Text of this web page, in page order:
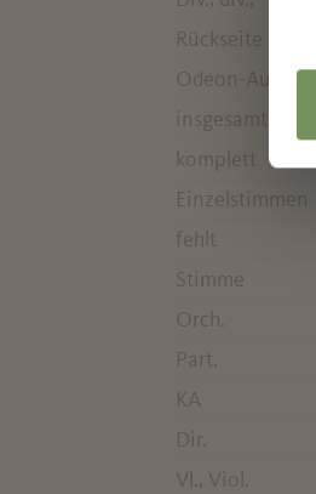
Rückseite
Odeon-Ausgabe
insgesamt
komplett
Einzelstimmen
fehlt
Stimme
Orch.
Part.
KA
Dir.
Vl., Viol.